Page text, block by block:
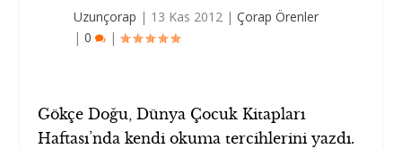
Uzunçorap | 13 Kas 2012 |Çorap Örenler
|0 |
Gökçe Doğu, Dünya Çocuk Kitapları
Haftası’nda kendi okuma tercihlerini yazdı.